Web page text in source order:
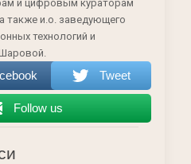
и цифровым кураторам
также и.о. заведующего
технологий и
Tweet
Follow us